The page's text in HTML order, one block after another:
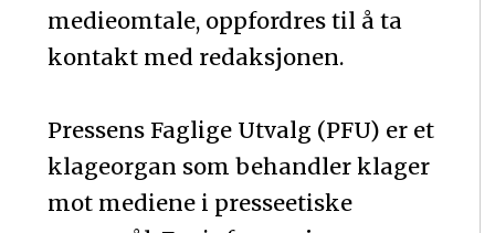
medieomtale, oppfordres til å ta
kontakt med redaksjonen.
Pressens Faglige Utvalg (PFU) er et
klageorgan som behandler klager
mot mediene i presseetiske